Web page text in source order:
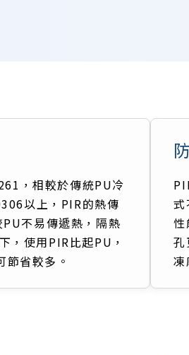
，相較於傳統PU冷
以上，PIR的熱傳
不易傳遞熱，隔熱
，使用PIR比起PU，
節省較多。